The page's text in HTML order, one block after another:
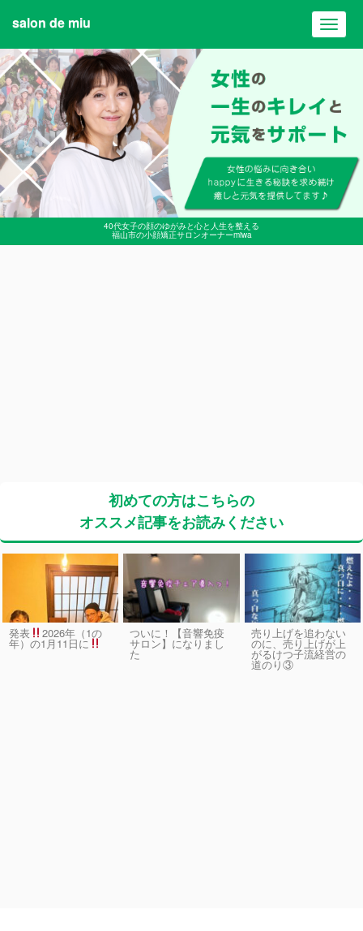
40代女子の顔のゆがみと心と人生を整える
福山市の小顔矯正サロンオーナーmiwa
salon de miu
初めての方はこちらの
オススメ記事をお読みください
発表 2026年（1の
年）の1月11日に
ついに！【音響免疫
サロン】になりまし
た
売り上げを追わない
のに、売り上げが上
がるけつ子流経営の
道のり③